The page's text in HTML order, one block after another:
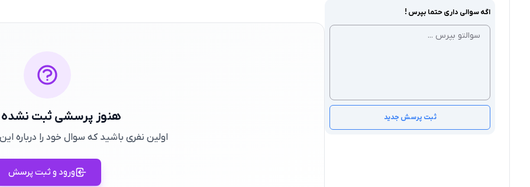
اگه سوالی داری حتما بپرس !
ثبت پرسش جدید هنوز پرسشی ثبت
اولین نفری باشید که سوال خود را درباره
ورود و ثبت پرسش